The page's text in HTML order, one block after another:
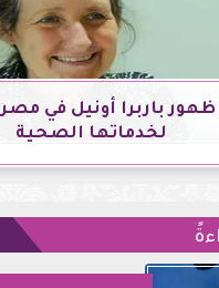
ظهور باربرا أونيل في
لخدماتها الصحية